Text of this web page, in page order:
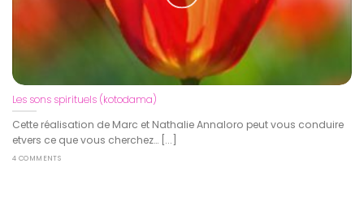
Les sons spirituels (kotodama)
Cette réalisation de Marc et Nathalie Annaloro peut vous conduire
etvers ce que vous cherchez… [...]
4 COMMENTS